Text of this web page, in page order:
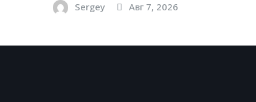
Sergey Авг 7, 2026